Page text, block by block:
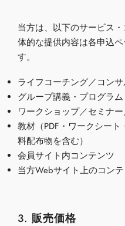
当方は、以下のサービス
体的な提供内容は各申込
す。
ライフコーチング／コン
グループ講義・プログラム
ワークショップ／セミナ
教材（PDF・ワークシー
料配布物を含む）
会員サイト内コンテンツ
当方Webサイト上のコン
3. 販売価格